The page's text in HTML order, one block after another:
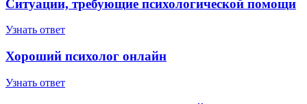
Ситуации, требующие психологической помощи
Узнать ответ
Хороший психолог онлайн
Узнать ответ